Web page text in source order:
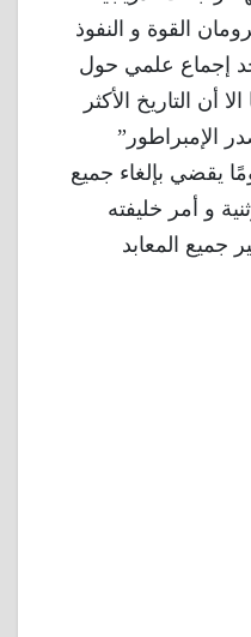
القوة و النفوذ
إجماع علمي حول
أن التاريخ الأكثر
أصدر الإمبراطور”
يقضي بإلغاء جميع
و أمر خليفته
جميع المعابد